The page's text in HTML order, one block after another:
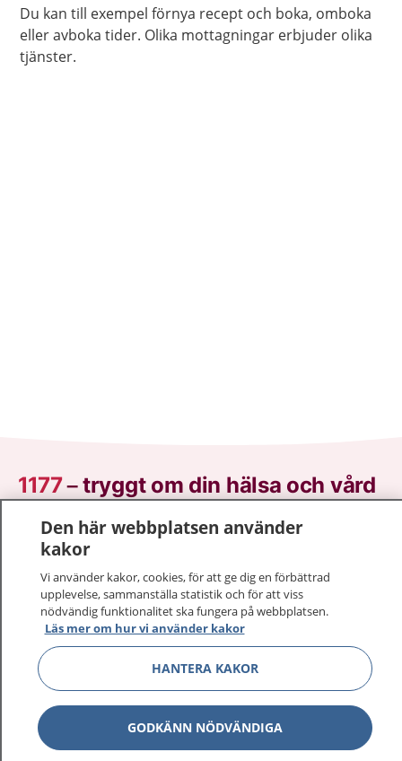
Du kan till exempel förnya recept och boka, omboka
eller avboka tider. Olika mottagningar erbjuder olika
tjänster.
1177–tryggt om din hälsa och vård
På 1177.se får du råd om hälsa och information om
sjukdomar och vilka mottagningar du kan kontakta.
Logga in för att läsa din journal och göra dina
vårdärenden. Ring telefonnummer 1177 för
sjukvårdsrådgivning dygnet runt.
1177 ger dig råd när du vill må bättre.
1177 på flera språk Visa
Den här webbplatsen använder
kakor
Vi använder kakor, cookies, för att ge dig en förbättrad
upplevelse, sammanställa statistik och för att viss
nödvändig funktionalitet ska fungera på webbplatsen.
Läs mer om hur vi använder kakor
HANTERA KAKOR
GODKÄNN NÖDVÄNDIGA